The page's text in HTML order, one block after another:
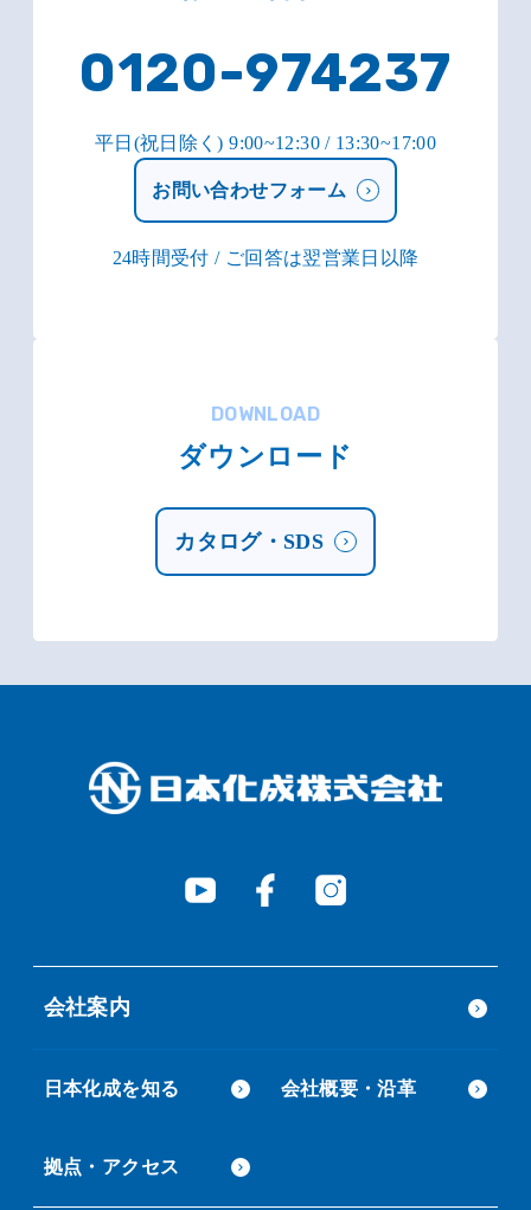
0120-974237
平日(祝日除く) 9:00~12:30 / 13:30~17:00
お問い合わせフォーム
24時間受付 / ご回答は翌営業日以降
DOWNLOAD
ダウンロード
カタログ・SDS
会社案内
日本化成を知る 会社概要・沿革
拠点・アクセス